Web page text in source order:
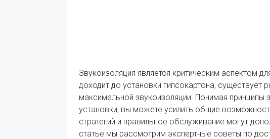
Звукоизоляция является критическим аспектом
доходит до установки гипсокартона, существует
максимальной звукоизоляции. Понимая
установки, вы можете усилить общие
стратегий и правильное обслуживание могут
статье мы рассмотрим экспертные советы по